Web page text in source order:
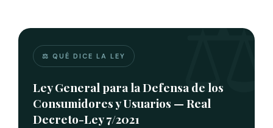
⚖️ QUÉ DICE LA LEY
Ley General para la Defensa de los
Consumidores y Usuarios — Real
Decreto-Ley 7/2021